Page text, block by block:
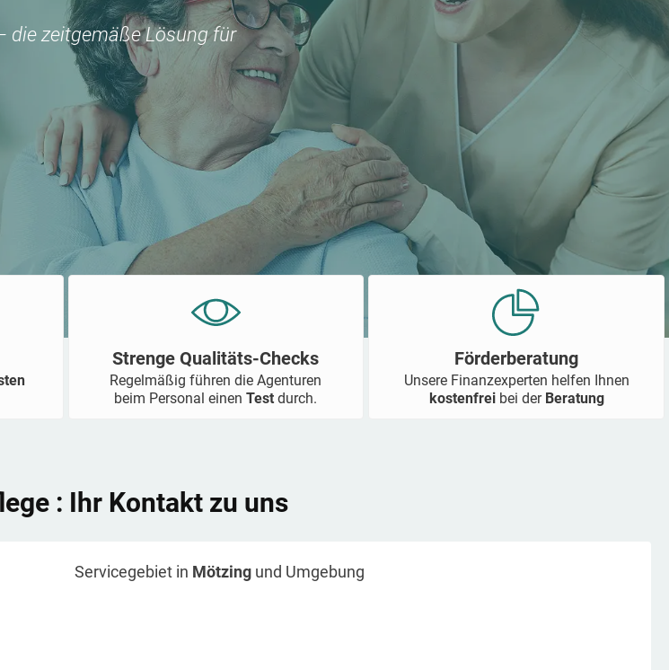
die zeitgemäße Lösung für
Strenge Qualitäts-Checks
Regelmäßig führen die Agenturen
beim Personal einenTestdurch.
Förderberatung
Unsere Finanzexperten helfen Ihnen
kostenfrei bei der Beratung
: Ihr Kontakt zu uns
Servicegebiet in Mötzing und Umgebung